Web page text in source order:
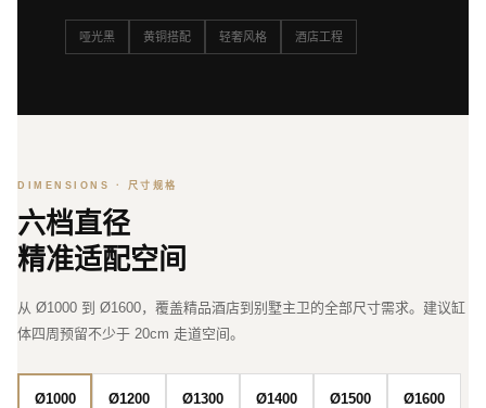
哑光黑 黄铜搭配 轻奢风格 酒店工程
DIMENSIONS · 尺寸规格
六档直径
精准适配空间
从 Ø1000 到 Ø1600，覆盖精品酒店到别墅主卫的全部尺寸需求。建议缸
体四周预留不少于 20cm 走道空间。
Ø1000 Ø1200 Ø1300 Ø1400 Ø1500 Ø1600